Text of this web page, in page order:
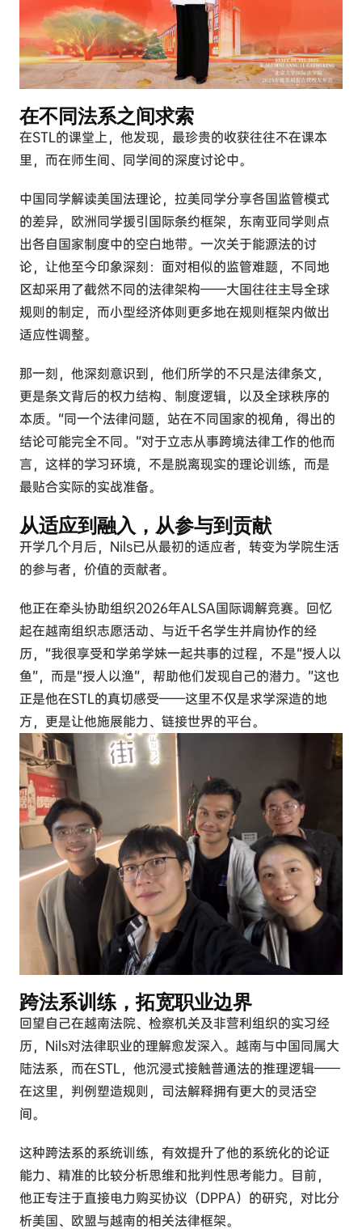
在不同法系之间求索
在STL的课堂上，他发现，最珍贵的收获往往不在课本
里，而在师生间、同学间的深度讨论中。
中国同学解读美国法理论，拉美同学分享各国监管模式
的差异，欧洲同学援引国际条约框架，东南亚同学则点
出各自国家制度中的空白地带。一次关于能源法的讨
论，让他至今印象深刻：面对相似的监管难题，不同地
区却采用了截然不同的法律架构——大国往往主导全球
规则的制定，而小型经济体则更多地在规则框架内做出
适应性调整。
那一刻，他深刻意识到，他们所学的不只是法律条文，
更是条文背后的权力结构、制度逻辑，以及全球秩序的
本质。“同一个法律问题，站在不同国家的视角，得出的
结论可能完全不同。”对于立志从事跨境法律工作的他而
言，这样的学习环境，不是脱离现实的理论训练，而是
最贴合实际的实战准备。
从适应到融入，从参与到贡献
开学几个月后，Nils已从最初的适应者，转变为学院生活
的参与者，价值的贡献者。
他正在牵头协助组织2026年ALSA国际调解竞赛。回忆
起在越南组织志愿活动、与近千名学生并肩协作的经
历，“我很享受和学弟学妹一起共事的过程，不是“授人以
鱼”，而是“授人以渔”，帮助他们发现自己的潜力。”这也
正是他在STL的真切感受——这里不仅是求学深造的地
方，更是让他施展能力、链接世界的平台。
跨法系训练，拓宽职业边界
回望自己在越南法院、检察机关及非营利组织的实习经
历，Nils对法律职业的理解愈发深入。越南与中国同属大
陆法系，而在STL，他沉浸式接触普通法的推理逻辑——
在这里，判例塑造规则，司法解释拥有更大的灵活空
间。
这种跨法系的系统训练，有效提升了他的系统化的论证
能力、精准的比较分析思维和批判性思考能力。目前，
他正专注于直接电力购买协议（DPPA）的研究，对比分
析美国、欧盟与越南的相关法律框架。